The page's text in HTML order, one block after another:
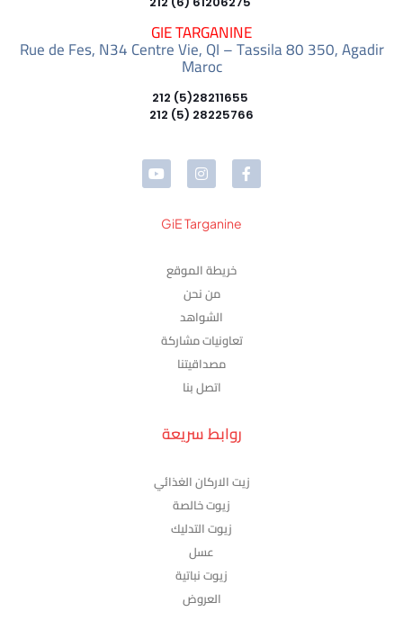
GIE TARGANINE
Rue de Fes, N34 Centre Vie, QI – Tassila 80 350, Agadir
Maroc
28225766 (5) 212
GiE Targanine
خريطة الموقع
من نحن
الشواهد
تعاونيات مشاركة
مصداقيتنا
اتصل بنا
روابط سريعة
زيت الاركان الغذائي
زيوت خالصة
زيوت التدليك
عسل
زيوت نباتية
العروض